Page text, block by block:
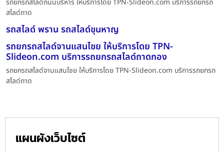
สไลด์ถาด
รถสไลด์ พราน รถสไลด์ขุนหาญ
รถยกรถสไลด์จานแสนไชย ให้บริการโดย TPN-
Slideon.com บริการรถยกรถสไลด์ถาดกอง
รถยกรถสไลด์จานแสนไชย ให้บริการโดย TPN-Slideon.com บริการรถยกรถ
สไลด์ถาด
แผนผังเว็บไซต์